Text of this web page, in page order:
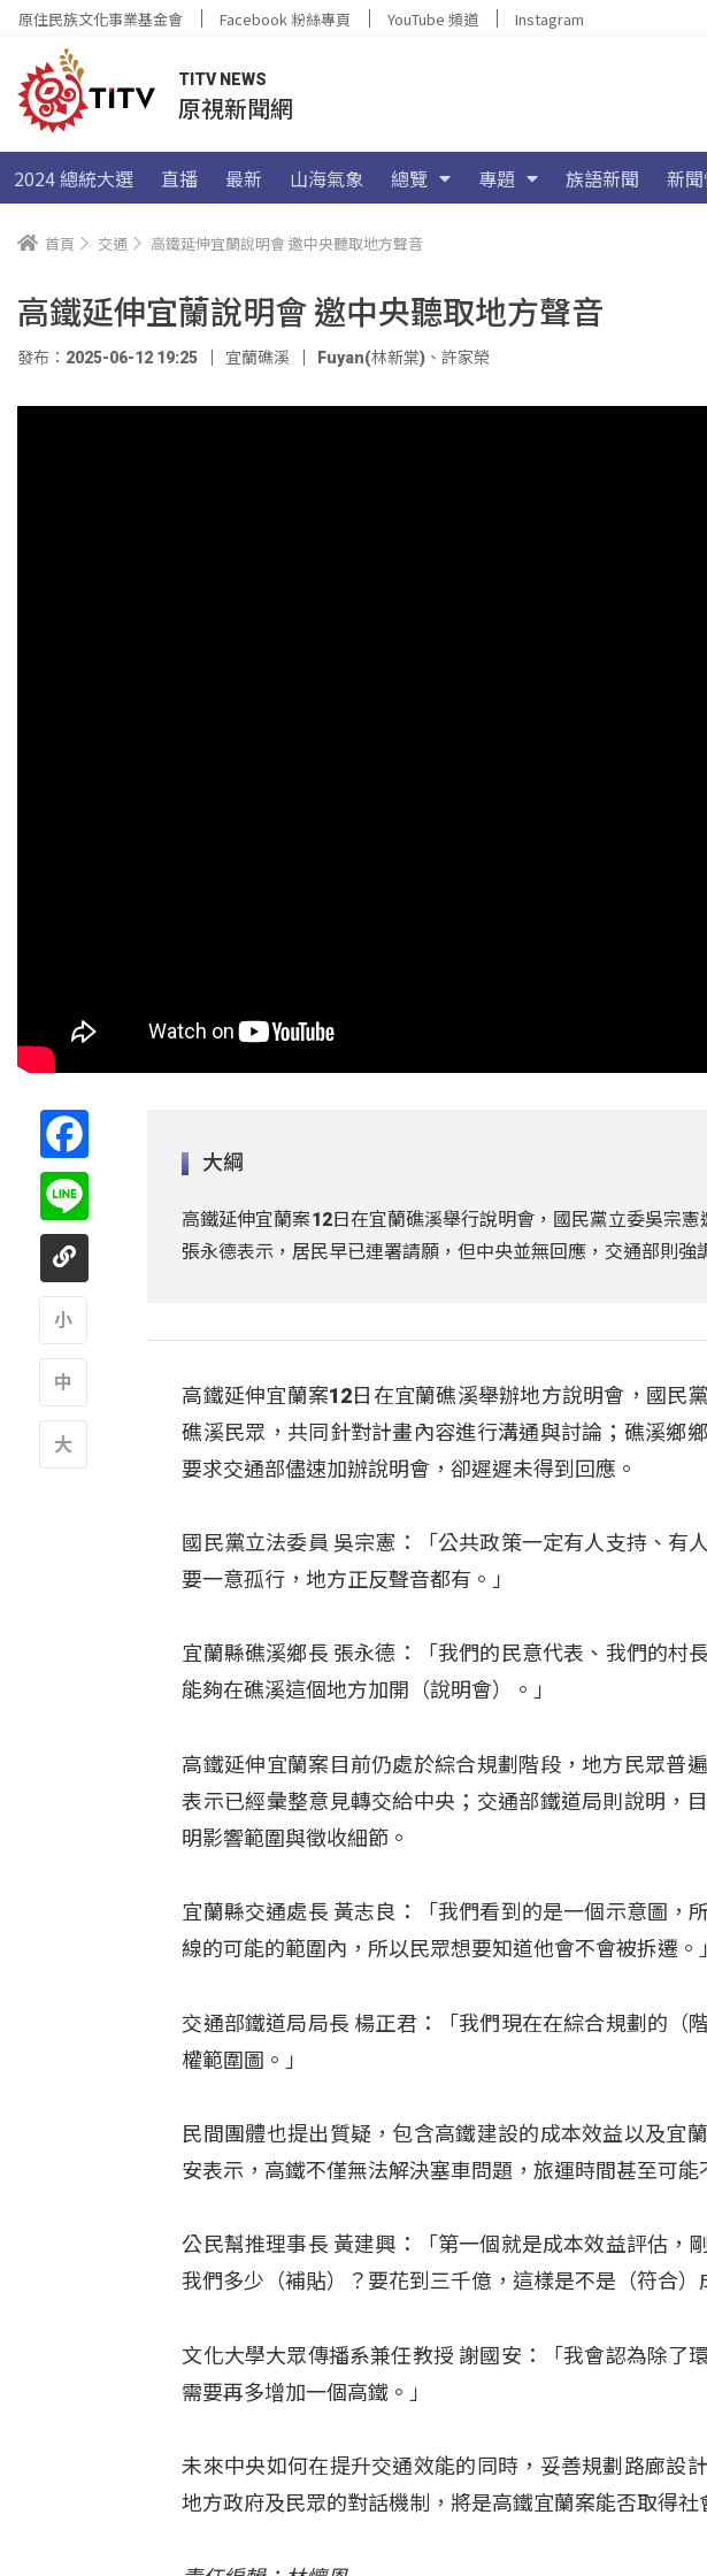
原住民族文化事業基金會 Facebook 粉絲專頁 YouTube 頻道 Instagram
TITV NEWS
原視新聞網
2024 總統大選 直播 最新 山海氣象 總覽 專題 族語新聞 新
首頁 交通 高鐵延伸宜蘭說明會 邀中央聽取地方聲音
高鐵延伸宜蘭說明會 邀中央聽取地方聲音
發布：2025-06-12 19:25 宜蘭礁溪 Fuyan(林新棠) 、 許家榮
大綱
高鐵延伸宜蘭案12日在宜蘭礁溪舉行說明會，國民黨立委吳宗
張永德表示，居民早已連署請願，但中央並無回應，交通部則強
高鐵延伸宜蘭案12日在宜蘭礁溪舉辦地方說明會，國民
礁溪民眾，共同針對計畫內容進行溝通與討論；礁溪鄉
要求交通部儘速加辦說明會，卻遲遲未得到回應。
國民黨立法委員 吳宗憲：「公共政策一定有人支持、有
要一意孤行，地方正反聲音都有。」
宜蘭縣礁溪鄉長 張永德：「我們的民意代表、我們的村
能夠在礁溪這個地方加開（說明會）。」
高鐵延伸宜蘭案目前仍處於綜合規劃階段，地方民眾普
表示已經彙整意見轉交給中央；交通部鐵道局則說明，
明影響範圍與徵收細節。
宜蘭縣交通處長 黃志良：「我們看到的是一個示意圖，
線的可能的範圍內，所以民眾想要知道他會不會被拆遷。」
交通部鐵道局局長 楊正君：「我們現在在綜合規劃的（
權範圍圖。」
民間團體也提出質疑，包含高鐵建設的成本效益以及宜
安表示，高鐵不僅無法解決塞車問題，旅運時間甚至可能
公民幫推理事長 黃建興：「第一個就是成本效益評估，
我們多少（補貼）？要花到三千億，這樣是不是（符合）
文化大學大眾傳播系兼任教授 謝國安：「我會認為除了
需要再多增加一個高鐵。」
未來中央如何在提升交通效能的同時，妥善規劃路廊設
地方政府及民眾的對話機制，將是高鐵宜蘭案能否取得社